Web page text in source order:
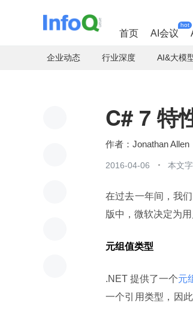
首页 AI会议
hot
企业动态 行业深度 AI&大模
C# 7 特
Jonathan Allen
2016-04-06 本文
在过去一年间，我
版中，微软决定为
元组值类型
.NET 提供了一个元
一个引用类型，因